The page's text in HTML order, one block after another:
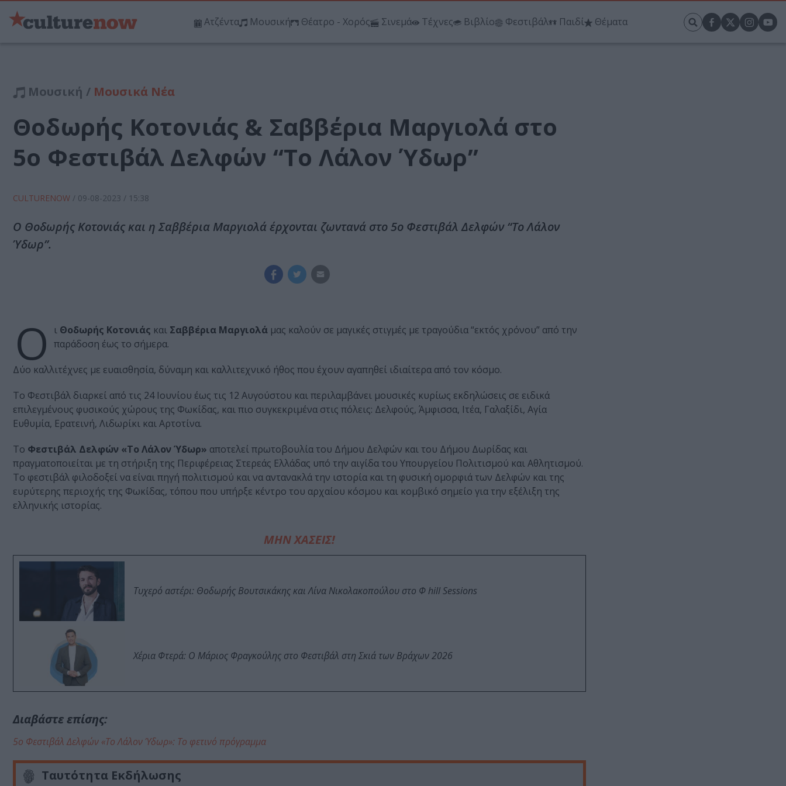
Ατζέντα Μουσική Θέατρο - Χορός Σινεμά Τέχνες Βιβλίο Φεστιβάλ Παιδί Θέματα
Μουσική / Μουσικά Νέα
Θοδωρής Κοτονιάς & Σαββέρια Μαργιολά στο
5ο Φεστιβάλ Δελφών “Το Λάλον Ύδωρ”
CULTURENOW / 09-08-2023 / 15:38
Ο Θοδωρής Κοτονιάς και η Σαββέρια Μαργιολά έρχονται ζωντανά στο 5ο Φεστιβάλ Δελφών “Το Λάλον
Ύδωρ”.
Ο ι Θοδωρής Κοτονιάς και Σαββέρια Μαργιολά μας καλούν σε μαγικές στιγμές με τραγούδια “εκτός χρόνου” από την
παράδοση έως το σήμερα.
Δύο καλλιτέχνες με ευαισθησία, δύναμη και καλλιτεχνικό ήθος που έχουν αγαπηθεί ιδιαίτερα από τον κόσμο.
Το Φεστιβάλ διαρκεί από τις 24 Ιουνίου έως τις 12 Αυγούστου και περιλαμβάνει μουσικές κυρίως εκδηλώσεις σε ειδικά
επιλεγμένους φυσικούς χώρους της Φωκίδας, και πιο συγκεκριμένα στις πόλεις: Δελφούς, Άμφισσα, Ιτέα, Γαλαξίδι, Αγία
Ευθυμία, Ερατεινή, Λιδωρίκι και Αρτοτίνα.
Το Φεστιβάλ Δελφών «Το Λάλον Ύδωρ» αποτελεί πρωτοβουλία του Δήμου Δελφών και του Δήμου Δωρίδας και
πραγματοποιείται με τη στήριξη της Περιφέρειας Στερεάς Ελλάδας υπό την αιγίδα του Υπουργείου Πολιτισμού και Αθλητισμού.
Το φεστιβάλ φιλοδοξεί να είναι πηγή πολιτισμού και να αντανακλά την ιστορία και τη φυσική ομορφιά των Δελφών και της
ευρύτερης περιοχής της Φωκίδας, τόπου που υπήρξε κέντρο του αρχαίου κόσμου και κομβικό σημείο για την εξέλιξη της
ελληνικής ιστορίας.
ΜΗΝ ΧΑΣΕΙΣ!
Τυχερό αστέρι: Θοδωρής Βουτσικάκης και Λίνα Νικολακοπούλου στο Φ hill Sessions
Χέρια Φτερά: Ο Μάριος Φραγκούλης στο Φεστιβάλ στη Σκιά των Βράχων 2026
Διαβάστε επίσης:
5ο Φεστιβάλ Δελφών «Το Λάλον Ύδωρ»: Το φετινό πρόγραμμα
Ταυτότητα Εκδήλωσης